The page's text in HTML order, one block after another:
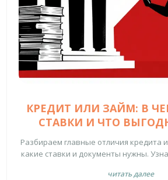
КРЕДИТ ИЛИ ЗАЙМ: В
СТАВКИ И ЧТО
Разбираем главные отличия кредита
какие ставки и документы нужны.
микрозаймом.
читать далее